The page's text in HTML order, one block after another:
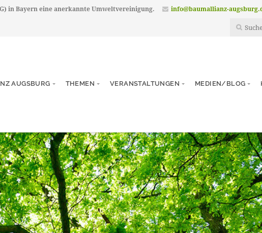
in Bayern eine anerkannte Umweltvereinigung. info@baumallianz-
AUGSBURG THEMEN VERANSTALTUNGEN MEDIEN/BLOG